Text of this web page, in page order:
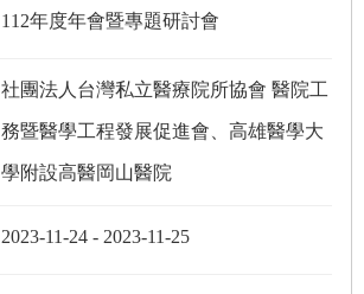
112年度年會暨專題研討會
社團法人台灣私立醫療院所協會 醫院工
務暨醫學工程發展促進會、高雄醫學大
學附設高醫岡山醫院
2023-11-24 -2023-11-25